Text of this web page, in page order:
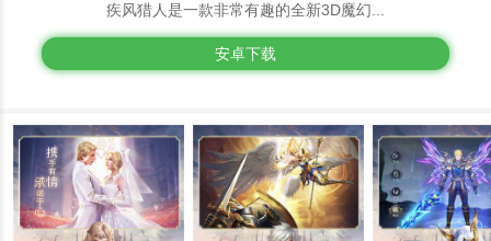
疾风猎人是一款非常有趣的全新3D魔幻...
安卓下载